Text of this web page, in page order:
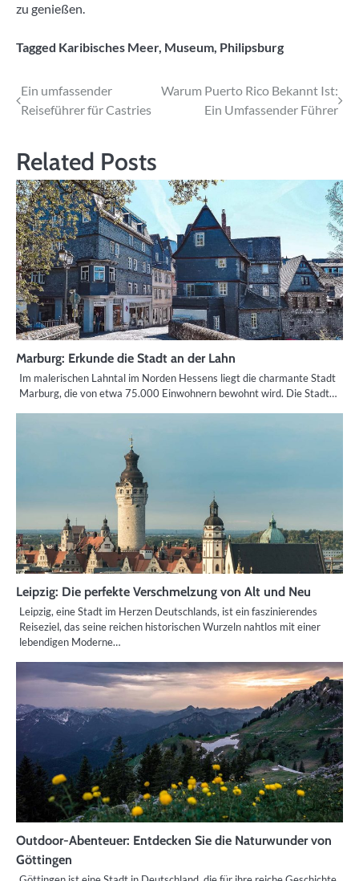
zu genießen.
Tagged Karibisches Meer, Museum, Philipsburg
Beitragsnavigation
Ein umfassender
Reiseführer für Castries
Warum Puerto Rico Bekannt Ist:
Ein Umfassender Führer
Related Posts
Marburg: Erkunde die Stadt an der Lahn
Im malerischen Lahntal im Norden Hessens liegt die charmante Stadt
Marburg, die von etwa 75.000 Einwohnern bewohnt wird. Die Stadt…
Leipzig: Die perfekte Verschmelzung von Alt und Neu
Leipzig, eine Stadt im Herzen Deutschlands, ist ein faszinierendes
Reiseziel, das seine reichen historischen Wurzeln nahtlos mit einer
lebendigen Moderne…
Outdoor-Abenteuer: Entdecken Sie die Naturwunder von
Göttingen